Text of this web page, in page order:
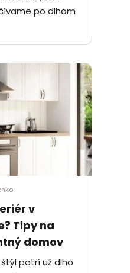
po dlhom
v
Tipy na
domov
patrí už dlho